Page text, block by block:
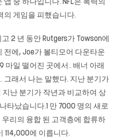
중 하나입니다. NFL은 폭력의
의 게임을 피했습니다.
2 년 동안 Rutgers가 Towson에
전에, Joe가 볼티모어 다운타운
마일 떨어진 곳에서.. 배너 아래
그래서 나는 말했다. 지난 분기가
난 분기가 작년과 비교하여 상
타났습니다.1 만 7000 명의 새로
우리의 융합 된 고객층에 합류하
114,000에 이릅니다.